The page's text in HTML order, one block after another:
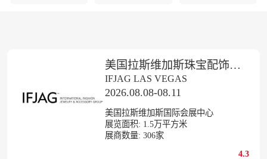
美国拉斯维加斯珠宝配饰展览会
IFJAG LAS VEGAS
2026.08.08-08.11
美国拉斯维加斯国际会展中心
展览面积: 1.5万平方米
展商数量: 306家
4.3